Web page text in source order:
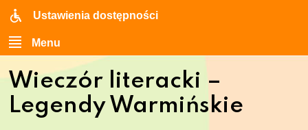
Ustawienia dostępności
Menu
Wieczór literacki –
Legendy Warmińskie